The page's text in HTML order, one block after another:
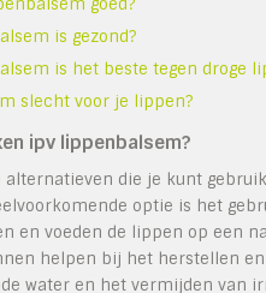
goed?
is gezond?
is het beste tegen droge
slecht voor je lippen?
ipv lippenbalsem?
alternatieven die je kunt
optie is het
en voeden de lippen op een
helpen bij het herstellen
water en het vermijden van